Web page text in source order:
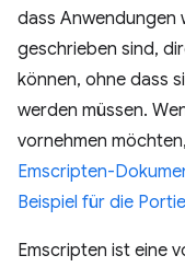
dass Anwendungen
geschrieben sind,
können, ohne dass
werden müssen.
vornehmen
Emscripten-
Beispiel für die
Emscripten ist eine